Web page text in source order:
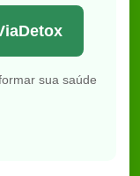
sua saúde